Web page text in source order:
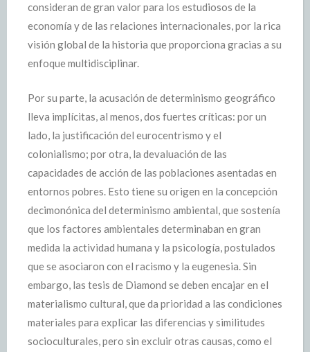
consideran de gran valor para los estudiosos de la
economía y de las relaciones internacionales, por la rica
visión global de la historia que proporciona gracias a su
enfoque multidisciplinar.
Por su parte, la acusación de determinismo geográfico
lleva implícitas, al menos, dos fuertes críticas: por un
lado, la justificación del eurocentrismo y el
colonialismo; por otra, la devaluación de las
capacidades de acción de las poblaciones asentadas en
entornos pobres. Esto tiene su origen en la concepción
decimonónica del determinismo ambiental, que sostenía
que los factores ambientales determinaban en gran
medida la actividad humana y la psicología, postulados
que se asociaron con el racismo y la eugenesia. Sin
embargo, las tesis de Diamond se deben encajar en el
materialismo cultural, que da prioridad a las condiciones
materiales para explicar las diferencias y similitudes
socioculturales, pero sin excluir otras causas, como el